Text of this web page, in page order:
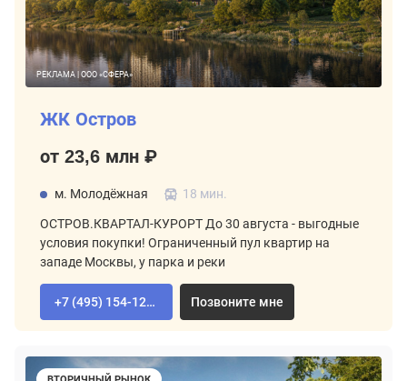
РЕКЛАМА | ООО «СФЕРА»
ЖК Остров
от 23,6 млн ₽
м. Молодёжная 18 мин.
ОСТРОВ.КВАРТАЛ-КУРОРТ До 30 августа - выгодные
условия покупки! Ограниченный пул квартир на
западе Москвы, у парка и реки
+7 (495) 154-12-80 Позвоните мне
ВТОРИЧНЫЙ РЫНОК